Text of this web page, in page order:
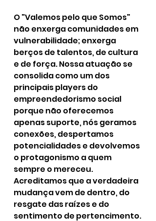
O "Valemos pelo que Somos"
não enxerga comunidades em
vulnerabilidade; enxerga
berços de talentos, de cultura
e de força. Nossa atuação se
consolida como um dos
principais players do
empreendedorismo social
porque não oferecemos
apenas suporte, nós geramos
conexões, despertamos
potencialidades e devolvemos
o protagonismo a quem
sempre o mereceu.
Acreditamos que a verdadeira
mudança vem de dentro, do
resgate das raízes e do
sentimento de pertencimento.